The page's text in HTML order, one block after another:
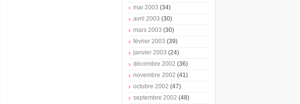
mai 2003 (34)
avril 2003 (30)
mars 2003 (30)
février 2003 (39)
janvier 2003 (24)
décembre 2002 (36)
novembre 2002 (41)
octobre 2002 (47)
septembre 2002 (48)